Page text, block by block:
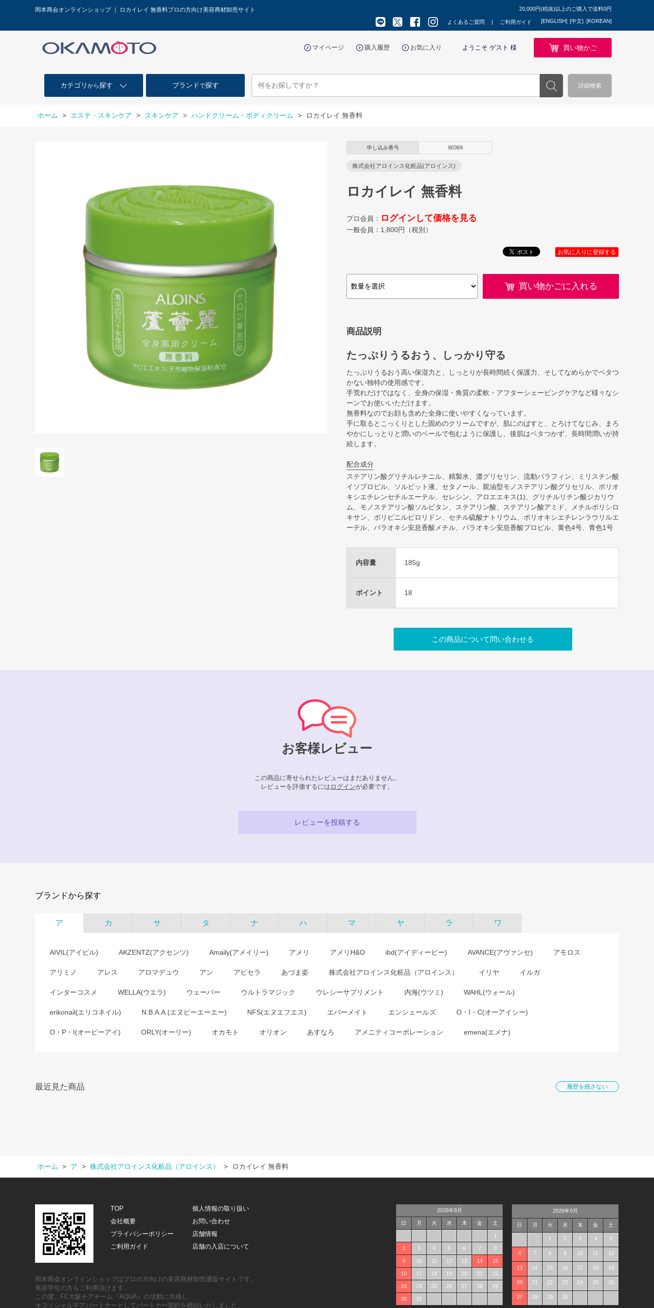
岡本商会オンラインショップ ｜ ロカイレイ 無香料プロの方向け美容商材卸売サイト 20,000円(税抜)以上のご購入で送料0円
よくあるご質問 ご利用ガイド [ENGLISH] [中文] [KOREAN]
マイページ 購入履歴 お気に入り ようこそ ゲスト 様 買い物かご
カテゴリ から探す ブランドで探す 詳細検索
ホーム > エステ・スキンケア > スキンケア > ハンドクリーム・ボディクリーム > ロカイレイ 無香料
申し込み番号 80369
株式会社アロインス化粧品(アロインス)
ロカイレイ 無香料
プロ会員： ログインして価格を見る
一般会員： 1,800円（税別）
お気に入りに登録する
買い物かごに入れる
商品説明
たっぷりうるおう、しっかり守る
たっぷりうるおう高い保湿力と、しっとりが長時間続く保護力、そしてなめらかでベタつ
かない独特の使用感です。
手荒れだけではなく、全身の保湿・角質の柔軟・アフターシェービングケアなど様々なシ
ーンでお使いいただけます。
無香料なのでお顔も含めた全身に使いやすくなっています。
手に取るとこっくりとした固めのクリームですが、肌にのばすと、とろけてなじみ、まろ
やかにしっとりと潤いのベールで包むように保護し、後肌はベタつかず、長時間潤いが持
続します。
配合成分
ステアリン酸グリチルレチニル、精製水、濃グリセリン、流動パラフィン、ミリスチン酸
イソプロピル、ソルビット液、セタノール、親油型モノステアリン酸グリセリル、ポリオ
キシエチレンセチルエーテル、セレシン、アロエエキス(1)、グリチルリチン酸ジカリウ
ム、モノステアリン酸ソルビタン、ステアリン酸、ステアリン酸アミド、メチルポリシロ
キサン、ポリビニルピロリドン、セチル硫酸ナトリウム、ポリオキシエチレンラウリルエ
ーテル、パラオキシ安息香酸メチル、パラオキシ安息香酸プロピル、黄色4号、青色1号
内容量 185g
ポイント 18
この商品について問い合わせる
お客様レビュー
この商品に寄せられたレビューはまだありません。
レビューを評価するには ログインが必要です。
レビューを投稿する
ブランドから探す
ア カ サ タ ナ ハ マ ヤ ラ ワ
AIVIL(アイビル) AKZENTZ(アクセンツ) Amaily(アメイリー) アメリ アメリH&O ibd(アイディービー) AVANCE(アヴァンセ) アモロス
アリミノ アレス アロマデュウ アン アピセラ あづま姿 株式会社アロインス化粧品（アロインス） イリヤ イルガ
インターコスメ WELLA(ウエラ) ウェーバー ウルトラマジック ウレシーサプリメント 内海(ウツミ) WAHL(ウォール)
erikonail(エリコネイル) N.B.A.A.(エヌビーエーエー) NFS(エヌエフエス) エバーメイト エンシェールズ O・I・C(オーアイシー)
O・P・I(オーピーアイ) ORLY(オーリー) オカモト オリオン あすなろ アメニティコーポレーション emena(エメナ)
最近見た商品 履歴を残さない
ホーム > ア > 株式会社アロインス化粧品（アロインス） > ロカイレイ 無香料
TOP
個人情報の取り扱い
会社概要
お問い合わせ
プライバシーポリシー
店舗情報
ご利用ガイド
店舗の入店について
岡本商会オンラインショップはプロの方向けの美容商材卸売通販サイトです。
美容学生の方もご利用頂けます。
この度、FC大阪チアチーム『AQUA』の活動に共感し、
オフィシャルチアパートナーとしてパートナー契約を締結いたしました。
2026年8月
日 月 火 水 木 金 土
1
2 3 4 5 6 7 8
9 10 11 12 13 14 15
16 17 18 19 20 21 22
23 24 25 26 27 28 29
30 31
2026年9月
日 月 火 水 木 金 土
1 2 3 4 5
6 7 8 9 10 11 12
13 14 15 16 17 18 19
20 21 22 23 24 25 26
27 28 29 30